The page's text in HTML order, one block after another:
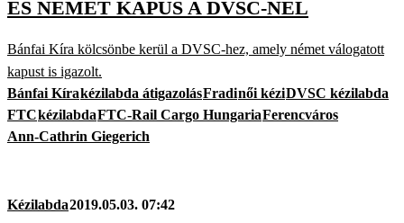
ÉS NÉMET KAPUS A DVSC-NÉL
Bánfai Kíra kölcsönbe kerül a DVSC-hez, amely német válogatott
kapust is igazolt.
Bánfai Kírakézilabda átigazolásFradinői kéziDVSC kézilabda
FTCkézilabdaFTC-Rail Cargo HungariaFerencváros
Ann-Cathrin Giegerich
Kézilabda2019.05.03. 07:42